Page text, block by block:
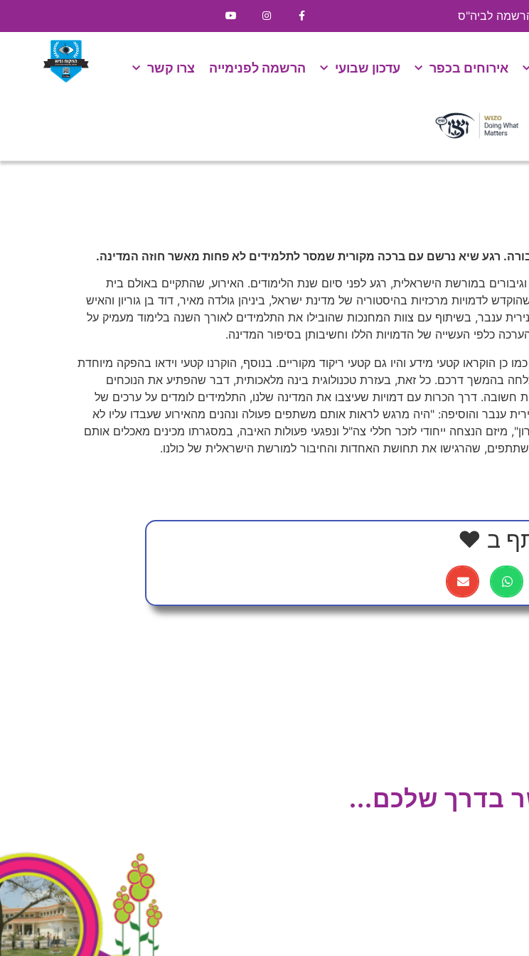
לביה"ס
אירוחים בכפר עדכון שבועי הרשמה לפנימייה צרו קשר
רגע שיא נרשם עם ברכה מקורית שמסר לתלמידים לא פחות מאשר חוזה המדינה.
במורשת הישראלית, רגע לפני סיום שנת הלימודים. האירוע, שהתקיים באולם בית
לדמויות מרכזיות בהיסטוריה של מדינת ישראל, ביניהן גולדה מאיר, דוד בן גוריון והאיש
ענבר, בשיתוף עם צוות המחנכות שהובילו את התלמידים לאורך השנה בלימוד מעמיק על
כלפי העשייה של הדמויות הללו וחשיבותן בסיפור המדינה.
הוקראו קטעי מידע והיו גם קטעי ריקוד מקוריים. בנוסף, הוקרנו קטעי וידאו בהפקה מיוחדת
בהמשך דרכם. כל זאת, בעזרת טכנולוגית בינה מלאכותית, דבר שהפתיע את הנוכחים
דרך הכרות עם דמויות שעיצבו את המדינה שלנו, התלמידים לומדים על ערכים של
ענבר והוסיפה: "היה מרגש לראות אותם משתפים פעולה ונהנים מהאירוע שעבדו עליו לא
מיזם הנצחה ייחודי לזכר חללי צה"ל ונפגעי פעולות האיבה, במסגרתו מכינים מאכלים אותם
שהרגישו את תחושת האחדות והחיבור למורשת הישראלית של כולנו.
ב ❤
בדרך שלכם...